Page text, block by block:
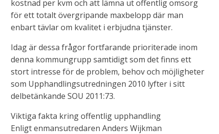
kostnad per kvm och att lämna ut offentlig omsorg
för ett totalt övergripande maxbelopp där man
enbart tävlar om kvalitet i erbjudna tjänster.
Idag är dessa frågor fortfarande prioriterade inom
denna kommungrupp samtidigt som det finns ett
stort intresse för de problem, behov och möjligheter
som Upphandlingsutredningen 2010 lyfter i sitt
delbetänkande SOU 2011:73.
Viktiga fakta kring offentlig upphandling
Enligt enmansutredaren Anders Wijkman